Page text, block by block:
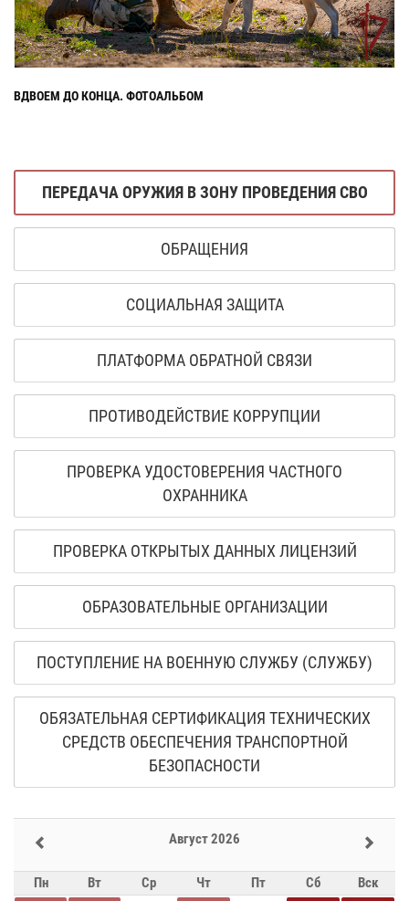
ВДВОЕМ ДО КОНЦА. ФОТОАЛЬБОМ
ПЕРЕДАЧА ОРУЖИЯ В ЗОНУ ПРОВЕДЕНИЯ СВО
ОБРАЩЕНИЯ
СОЦИАЛЬНАЯ ЗАЩИТА
ПЛАТФОРМА ОБРАТНОЙ СВЯЗИ
ПРОТИВОДЕЙСТВИЕ КОРРУПЦИИ
ПРОВЕРКА УДОСТОВЕРЕНИЯ ЧАСТНОГО
ОХРАННИКА
ПРОВЕРКА ОТКРЫТЫХ ДАННЫХ ЛИЦЕНЗИЙ
ОБРАЗОВАТЕЛЬНЫЕ ОРГАНИЗАЦИИ
ПОСТУПЛЕНИЕ НА ВОЕННУЮ СЛУЖБУ (СЛУЖБУ)
ОБЯЗАТЕЛЬНАЯ СЕРТИФИКАЦИЯ ТЕХНИЧЕСКИХ
СРЕДСТВ ОБЕСПЕЧЕНИЯ ТРАНСПОРТНОЙ
БЕЗОПАСНОСТИ
Август 2026
Пн Вт Ср Чт Пт Сб
Вск